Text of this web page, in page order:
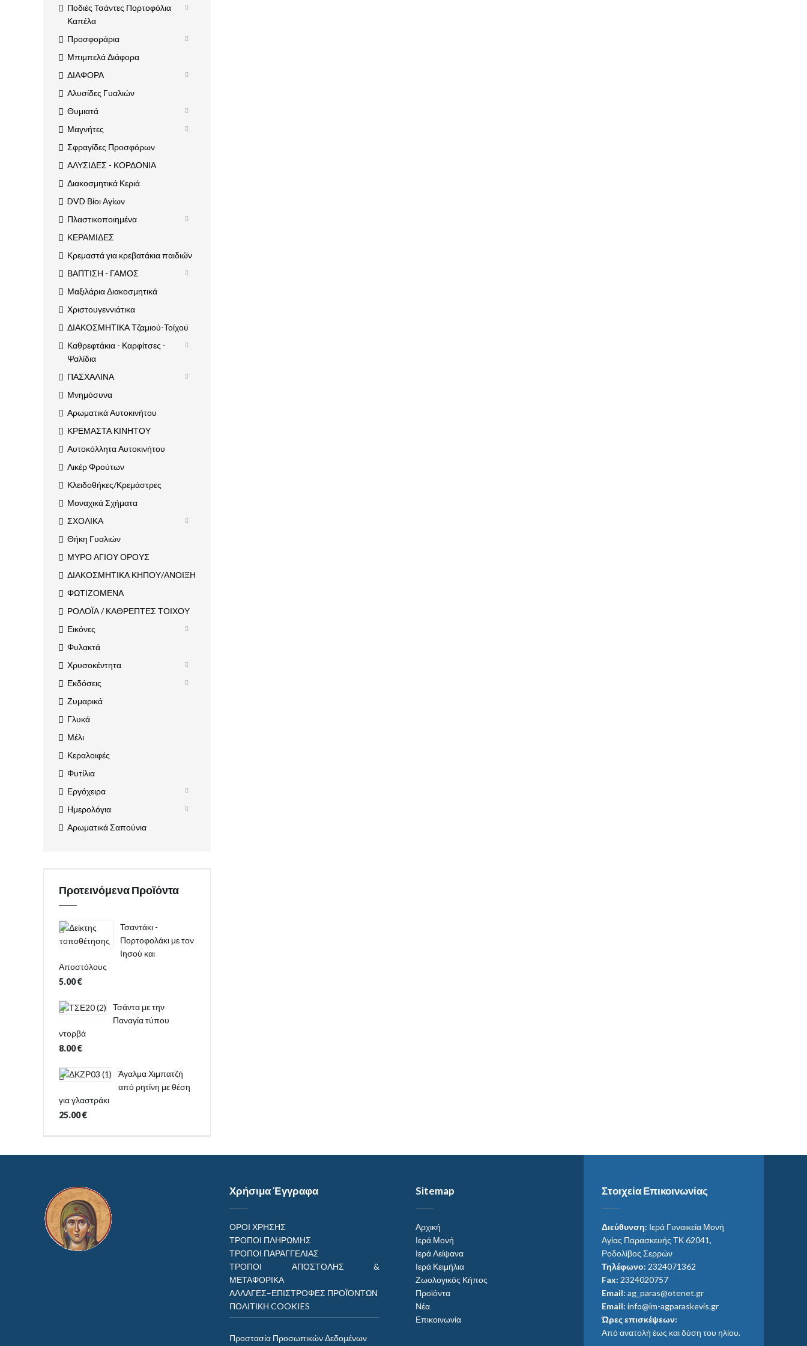
Ποδιές Τσάντες Πορτοφόλια
Καπέλα
Προσφοράρια
Μπιμπελά Διάφορα
ΔΙΑΦΟΡΑ
Αλυσίδες Γυαλιών
Θυμιατά
Μαγνήτες
Σφραγίδες Προσφόρων
ΑΛΥΣΙΔΕΣ - ΚΟΡΔΟΝΙΑ
Διακοσμητικά Κεριά
DVD Βίοι Αγίων
Πλαστικοποιημένα
ΚΕΡΑΜΙΔΕΣ
Κρεμαστά για κρεβατάκια παιδιών
ΒΑΠΤΙΣΗ - ΓΑΜΟΣ
Μαξιλάρια Διακοσμητικά
Χριστουγεννιάτικα
ΔΙΑΚΟΣΜΗΤΙΚΑ Τζαμιού-Τοίχου
Καθρεφτάκια - Καρφίτσες -
Ψαλίδια
ΠΑΣΧΑΛΙΝΑ
Μνημόσυνα
Αρωματικά Αυτοκινήτου
ΚΡΕΜΑΣΤΑ ΚΙΝΗΤΟΥ
Αυτοκόλλητα Αυτοκινήτου
Λικέρ Φρούτων
Κλειδοθήκες/Κρεμάστρες
Μοναχικά Σχήματα
ΣΧΟΛΙΚΑ
Θήκη Γυαλιών
ΜΥΡΟ ΑΓΙΟΥ ΟΡΟΥΣ
ΔΙΑΚΟΣΜΗΤΙΚΑ ΚΗΠΟΥ/ΑΝΟΙΞΗ
ΦΩΤΙΖΟΜΕΝΑ
ΡΟΛΟΪΑ / ΚΑΘΡΕΠΤΕΣ ΤΟΙΧΟΥ
Εικόνες
Φυλακτά
Χρυσοκέντητα
Εκδόσεις
Ζυμαρικά
Γλυκά
Μέλι
Κεραλοιφές
Φυτίλια
Εργόχειρα
Ημερολόγια
Αρωματικά Σαπούνια
Προτεινόμενα Προϊόντα
Τσαντάκι -
Πορτοφολάκι με τον
Ιησού και
Αποστόλους
5.00€
Τσάντα με την
Παναγία τύπου
ντορβά
8.00€
Άγαλμα Χιμπατζή
από ρητίνη με θέση
για γλαστράκι
25.00€
Χρήσιμα Έγγραφα
ΟΡΟΙ ΧΡΗΣΗΣ
ΤΡΟΠΟΙ ΠΛΗΡΩΜΗΣ
ΤΡΟΠΟΙ ΠΑΡΑΓΓΕΛΙΑΣ
ΤΡΟΠΟΙ ΑΠΟΣΤΟΛΗΣ &
ΜΕΤΑΦΟΡΙΚΑ
ΑΛΛΑΓΕΣ–ΕΠΙΣΤΡΟΦΕΣ ΠΡΟΪΌΝΤΩΝ
ΠΟΛΙΤΙΚΗ COOKIES
Προστασία Προσωπικών Δεδομένων
Sitemap
Αρχική
Ιερά Μονή
Ιερά Λείψανα
Ιερά Κειμήλια
Ζωολογικός Κήπος
Προϊόντα
Νέα
Επικοινωνία
Στοιχεία Επικοινωνίας
Διεύθυνση: Ιερά Γυναικεία Μονή
Αγίας Παρασκευής ΤΚ 62041,
Ροδολίβος Σερρών
Τηλέφωνο: 2324071362
Fax: 2324020757
Email: ag_paras@otenet.gr
Email: info@im-agparaskevis.gr
Ώρες επισκέψεων:
Από ανατολή έως και δύση του ηλίου.